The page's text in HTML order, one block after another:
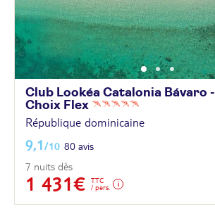
Club Lookéa Catalonia Bávaro -
Choix Flex
République dominicaine
9,1/10 80 avis
7 nuits dès
1 431€
TTC
/ pers.